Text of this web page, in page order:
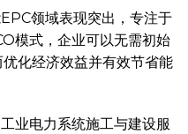
领域表现突出，专注于
模式，企业可以无需初始
化经济效益并有效节省能
业电力系统施工与建设服